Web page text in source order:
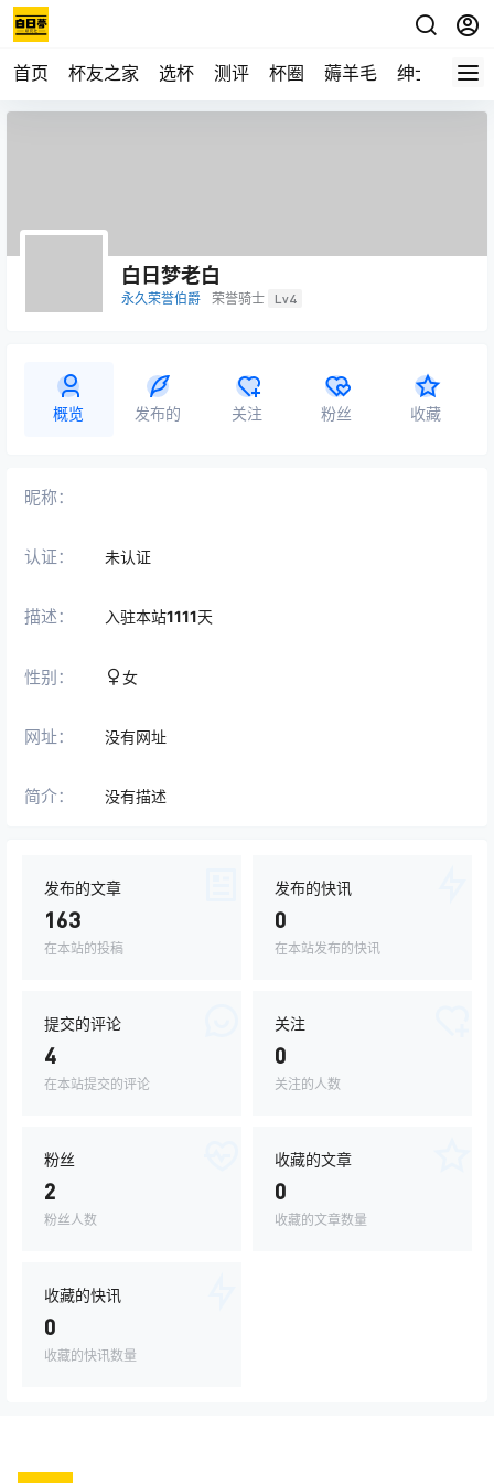
首页 杯友之家 选杯 测评 杯圈 薅羊毛 绅士 视频
白日梦老白
永久荣誉伯爵 荣誉骑士 Lv4
概览 发布的 关注 粉丝 收藏
昵称：
认证： 未认证
描述： 入驻本站1111天
性别： 女
网址： 没有网址
简介： 没有描述
发布的文章
163
在本站的投稿
发布的快讯
0
在本站发布的快讯
提交的评论
4
在本站提交的评论
关注
0
关注的人数
粉丝
2
粉丝人数
收藏的文章
0
收藏的文章数量
收藏的快讯
0
收藏的快讯数量